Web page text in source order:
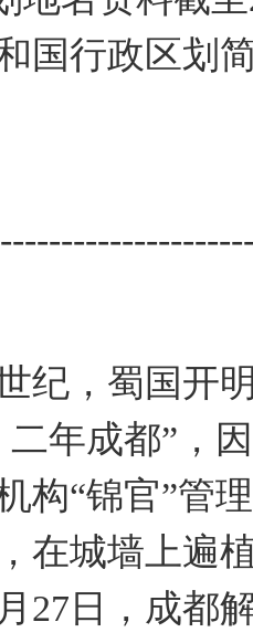
国行政区划
，蜀国开明
二年成都”，
构“锦官”管
在城墙上遍
日，成都解